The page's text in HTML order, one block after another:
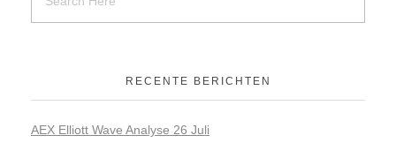
RECENTE BERICHTEN
AEX Elliott Wave Analyse 26 Juli